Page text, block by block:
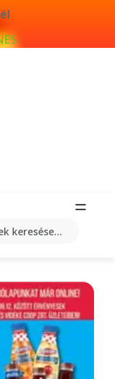
keresése...
- Encs